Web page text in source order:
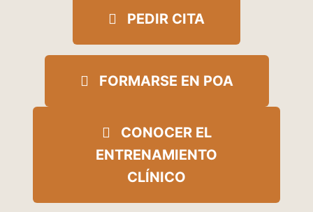
PEDIR CITA
FORMARSE EN POA
CONOCER EL
ENTRENAMIENTO
CLÍNICO